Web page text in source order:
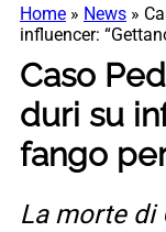
Home » News »
influencer:
Caso
duri su
fango
La morte di